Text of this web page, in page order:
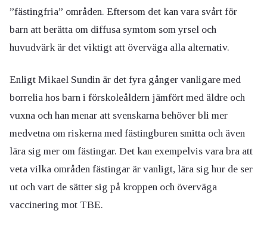
”fästingfria” områden. Eftersom det kan vara svårt för
barn att berätta om diffusa symtom som yrsel och
huvudvärk är det viktigt att överväga alla alternativ.
Enligt Mikael Sundin är det fyra gånger vanligare med
borrelia hos barn i förskoleåldern jämfört med äldre och
vuxna och han menar att svenskarna behöver bli mer
medvetna om riskerna med fästingburen smitta och även
lära sig mer om fästingar. Det kan exempelvis vara bra att
veta vilka områden fästingar är vanligt, lära sig hur de ser
ut och vart de sätter sig på kroppen och överväga
vaccinering mot TBE.